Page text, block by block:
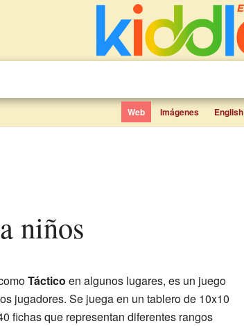
Web Imágenes English
niños
Táctico en algunos lugares, es un juego
jugadores. Se juega en un tablero de 10x10
fichas que representan diferentes rangos